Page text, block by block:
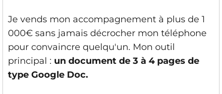
Je vends mon accompagnement à plus de 1
000€ sans jamais décrocher mon téléphone
pour convaincre quelqu'un. Mon outil
principal : un document de 3 à 4 pages de
type Google Doc.